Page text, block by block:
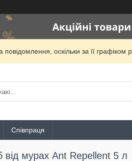
оскільки за її
Співпраця
від мурах Ant Repellent 5 л